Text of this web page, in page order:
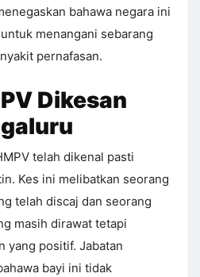
bahawa negara ini
menangani sebarang
pernafasan.
Dikesan
telah dikenal pasti
Kes ini melibatkan seorang
telah discaj dan seorang
masih dirawat tetapi
yang positif. Jabatan
bayi ini tidak